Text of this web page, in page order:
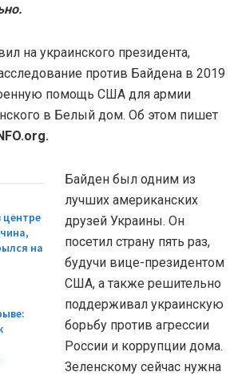
на украинского президента,
против Байдена в 2019
помощь США для армии
в Белый дом. Об этом пишет
центре
на
Байден был одним из
лучших американских
друзей Украины. Он
посетил страну пять раз,
будучи вице-президентом
США, а также решительно
поддерживал украинскую
борьбу против агрессии
России и коррупции дома.
Зеленскому сейчас нужна